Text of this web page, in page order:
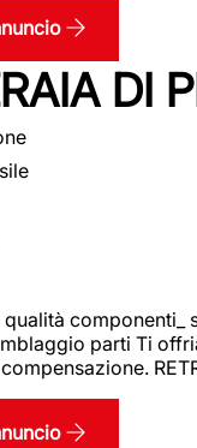
DI
parti Ti